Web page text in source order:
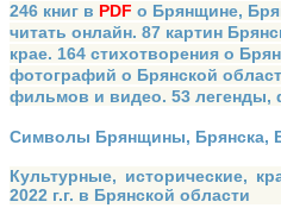
246 книг в PDF о Брянщине,
читать онлайн. 87 картин
крае. 164 стихотворения о
фотографий о Брянской
фильмов и видео. 53 легенды,
Символы Брянщины, Брянска,
Культурные, исторические,
2022 г.г. в Брянской области